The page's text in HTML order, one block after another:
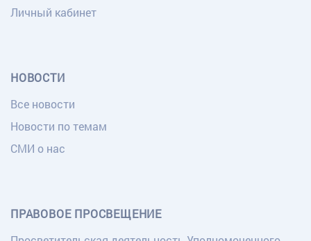
Личный кабинет
НОВОСТИ
Все новости
Новости по темам
СМИ о нас
ПРАВОВОЕ ПРОСВЕЩЕНИЕ